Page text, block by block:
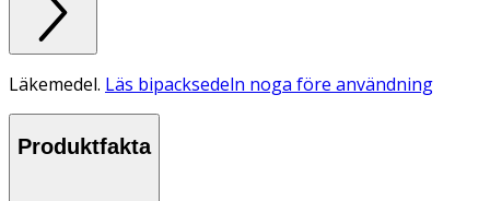
Läkemedel. Läs bipacksedeln noga före användning
Produktfakta